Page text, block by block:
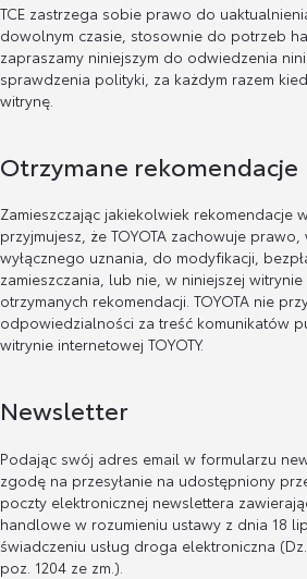
TCE zastrzega sobie prawo do
dowolnym czasie, stosownie do potrzeb
zapraszamy niniejszym do odwiedzenia
sprawdzenia polityki, za każdym razem
witrynę.
Otrzymane rekomendacje
Zamieszczając jakiekolwiek rekomendacje
przyjmujesz, że TOYOTA zachowuje
wyłącznego uznania, do modyfikacji,
zamieszczania, lub nie, w niniejszej witrynie
otrzymanych rekomendacji. TOYOTA nie
odpowiedzialności za treść komunikatów
witrynie internetowej TOYOTY.
Newsletter
Podając swój adres email w formularzu
zgodę na przesyłanie na udostępniony
poczty elektronicznej newslettera
handlowe w rozumieniu ustawy z dnia 18
świadczeniu usług droga elektroniczna
poz. 1204 ze zm.).